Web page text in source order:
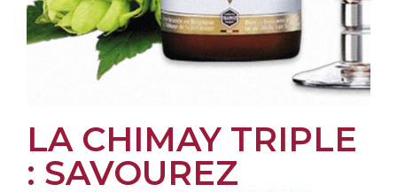
LA CHIMAY TRIPLE
: SAVOUREZ